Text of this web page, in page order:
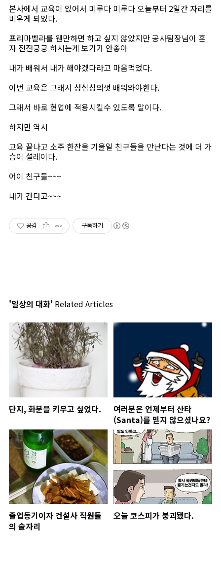
본사에서 교육이 있어서 미루다 미루다 오늘부터 2일간 자리를
비우게 되었다.
프리마벨라를 웬만하면 하고 싶지 않았지만 공사팀장님이 혼
자 전전긍긍 하시는게 보기가 안좋아
내가 배워서 내가 해야겠다라고 마음먹었다.
이번 교육은 그래서 성심성의껏 배워와야한다.
그래서 바로 현업에 적용시킬수 있도록 말이다.
하지만 역시
교육 끝나고 소주 한잔을 기울일 친구들을 만난다는 것에 더 가
슴이 설레이다.
어이 친구들~~~
내가 간다고~~~
공감 구독하기
'일상의 대화' Related Articles
단지, 화분을 키우고 싶었다.
여러분은 언제부터 산타
(Santa)를 믿지 않으셨나요?
졸업동기이자 건설사 직원들
의 술자리
오늘 코스피가 붕괴됐다.